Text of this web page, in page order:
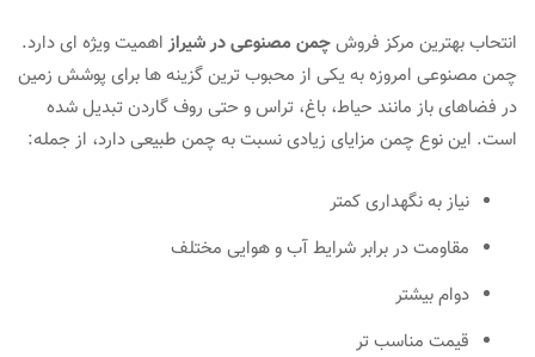
انتحاب بهترین مرکز فروشچمن مصنوعی در شیرازاهمیت ویژه ای دارد.
چمن مصنوعی امروزه به یکی از محبوب ترین گزینه ها برای پوشش زمین
در فضاهای باز مانند حیاط، باغ، تراس و حتی روف گاردن تبدیل شده
است. این نوع چمن مزایای زیادی نسبت به چمن طبیعی دارد، از جمله:
نیاز به نگهداری کمتر
مقاومت در برابر شرایط آب و هوایی مختلف
دوام بیشتر
قیمت مناسب تر